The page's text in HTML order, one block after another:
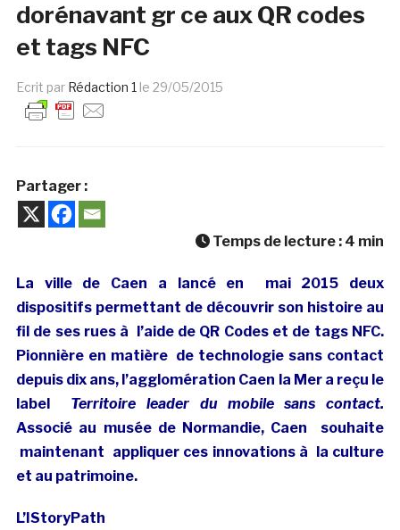
dorénavant gr ce aux QR codes
et tags NFC
Ecrit par Rédaction 1 le 29/05/2015
Partager :
Temps de lecture : 4 min
La ville de Caen a lancé en mai 2015 deux
dispositifs permettant de découvrir son histoire au
fil de ses rues à l’aide de QR Codes et de tags NFC.
Pionnière en matière de technologie sans contact
depuis dix ans, l’agglomération Caen la Mer a reçu le
label Territoire leader du mobile sans contact.
Associé au musée de Normandie, Caen souhaite
maintenant appliquer ces innovations à la culture
et au patrimoine.
L’IStoryPath